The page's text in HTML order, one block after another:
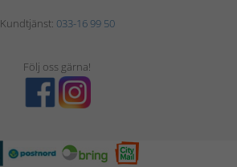
Kundtjänst: 033-16 99 50
Följ oss gärna!